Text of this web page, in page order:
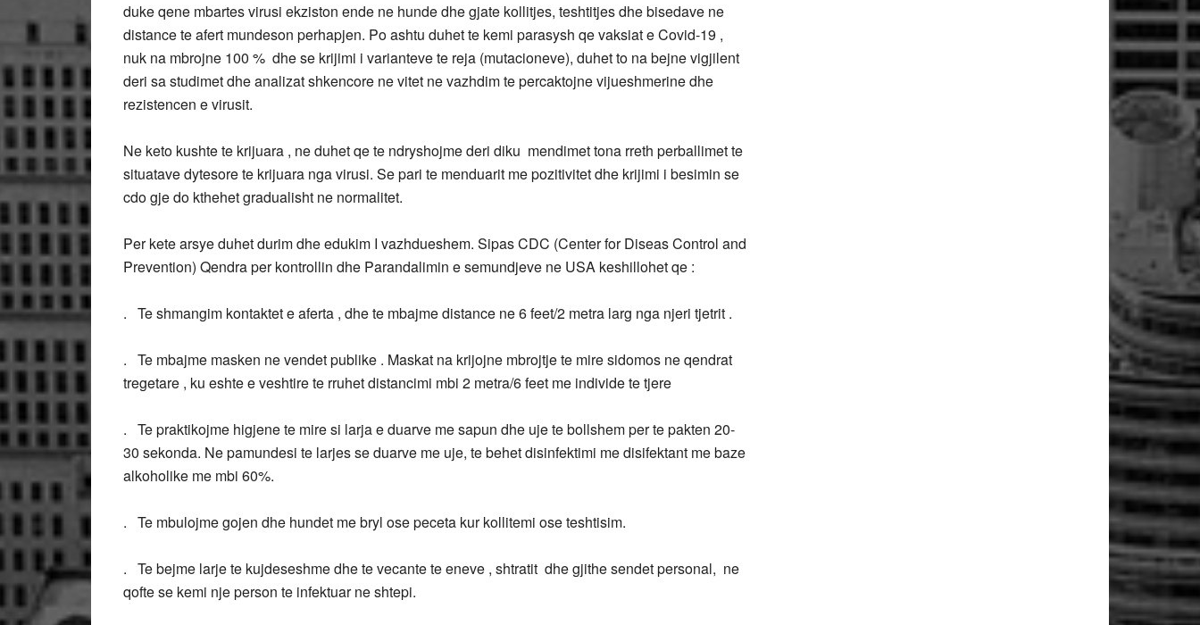
duke qene mbartes virusi ekziston ende ne hunde dhe gjate kollitjes, teshtitjes dhe bisedave ne
distance te afert mundeson perhapjen. Po ashtu duhet te kemi parasysh qe vaksiat e Covid-19 ,
nuk na mbrojne 100 % dhe se krijimi i varianteve te reja (mutacioneve), duhet to na bejne vigjilent
deri sa studimet dhe analizat shkencore ne vitet ne vazhdim te percaktojne vijueshmerine dhe
rezistencen e virusit.
Ne keto kushte te krijuara , ne duhet qe te ndryshojme deri diku mendimet tona rreth perballimet te
situatave dytesore te krijuara nga virusi. Se pari te menduarit me pozitivitet dhe krijimi i besimin se
cdo gje do kthehet gradualisht ne normalitet.
Per kete arsye duhet durim dhe edukim I vazhdueshem. Sipas CDC (Center for Diseas Control and
Prevention) Qendra per kontrollin dhe Parandalimin e semundjeve ne USA keshillohet qe :
. Te shmangim kontaktet e aferta , dhe te mbajme distance ne 6 feet/2 metra larg nga njeri tjetrit .
. Te mbajme masken ne vendet publike . Maskat na krijojne mbrojtje te mire sidomos ne qendrat
tregetare , ku eshte e veshtire te rruhet distancimi mbi 2 metra/6 feet me individe te tjere
. Te praktikojme higjene te mire si larja e duarve me sapun dhe uje te bollshem per te pakten 20-
30 sekonda. Ne pamundesi te larjes se duarve me uje, te behet disinfektimi me disifektant me baze
alkoholike me mbi 60%.
. Te mbulojme gojen dhe hundet me bryl ose peceta kur kollitemi ose teshtisim.
. Te bejme larje te kujdeseshme dhe te vecante te eneve , shtratit dhe gjithe sendet personal, ne
qofte se kemi nje person te infektuar ne shtepi.